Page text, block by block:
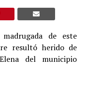
de este
resultó herido de
del municipio